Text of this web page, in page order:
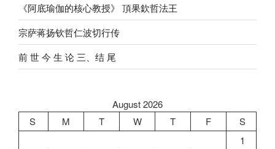
《阿底瑜伽的核心教授》 頂果欽哲法王
宗萨蒋扬钦哲仁波切行传
前 世 今 生 论 三、结 尾
August 2026
S
M T W T F
S
1